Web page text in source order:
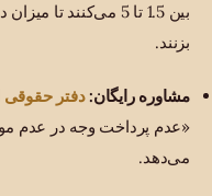
بین 1.5 تا 5 می‌کنند
بزنند.
مشاوره رایگان:دفتر حقوقی
«عدم پرداخت وجه در عدم
می‌دهد.